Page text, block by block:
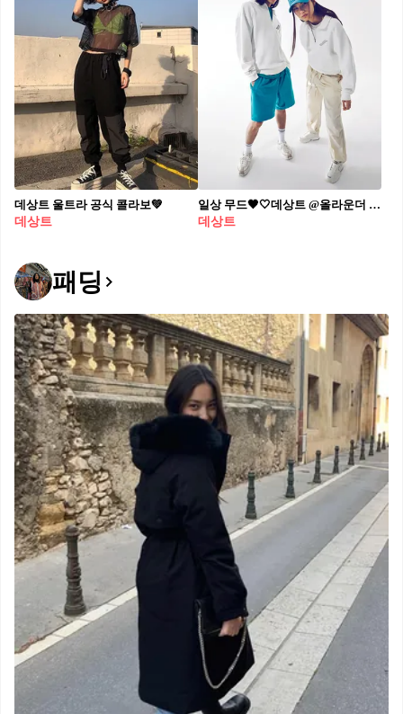
데상트 울트라 공식 콜라보💚
데상트
일상 무드🖤🤍데상트 @올라운더 편안한 커플 일상복 느낌🏃🏻‍♀️🔥스포티 무드 같이해 #광고
데상트
패딩